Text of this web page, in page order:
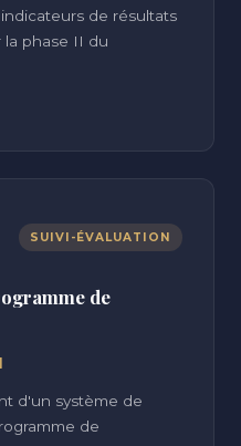
de résultats
phase II du
SUIVI-ÉVALUATION
de
d'un système de
de